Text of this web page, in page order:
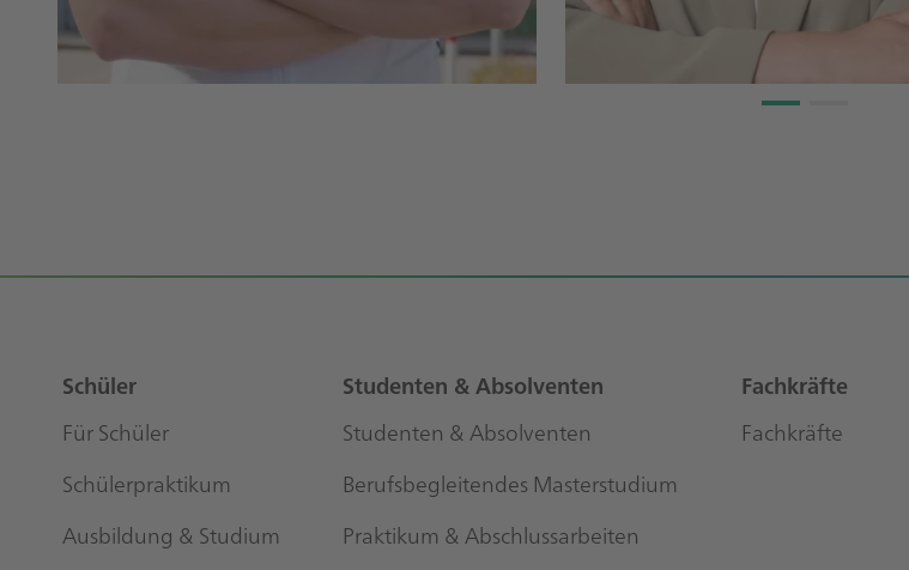
Sitemap
Schüler
Für Schüler
Schülerpraktikum
Ausbildung & Studium
Studenten & Absolventen
Studenten & Absolventen
Berufsbegleitendes Masterstudium
Praktikum & Abschlussarbeiten
Fachkräfte
Fachkräfte